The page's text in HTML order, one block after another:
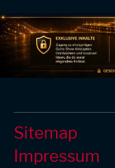
Sitemap
Impressum